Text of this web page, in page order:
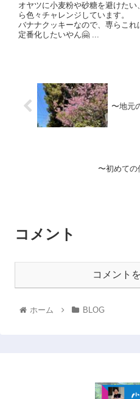
オヤツに小麦粉や砂糖を避けた
ら色々チャレンジしています。
バナナクッキーなので、専らこ
定番化したいやん🤗 ...
〜地元
〜初めての
コメント
コメント
ホーム BLOG